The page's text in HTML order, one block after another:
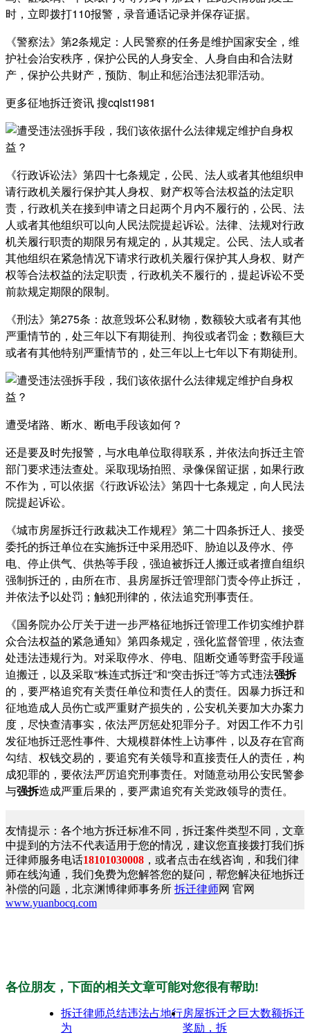
时，立即拨打110报警，录音通话记录并保存证据。
《警察法》第2条规定：人民警察的任务是维护国家安全，维
护社会治安秩序，保护公民的人身安全、人身自由和合法财
产，保护公共财产，预防、制止和惩治违法犯罪活动。
更多征地拆迁资讯 搜cqlst1981
《行政诉讼法》第四十七条规定，公民、法人或者其他组织申
请行政机关履行保护其人身权、财产权等合法权益的法定职
责，行政机关在接到申请之日起两个月内不履行的，公民、法
人或者其他组织可以向人民法院提起诉讼。法律、法规对行政
机关履行职责的期限另有规定的，从其规定。公民、法人或者
其他组织在紧急情况下请求行政机关履行保护其人身权、财产
权等合法权益的法定职责，行政机关不履行的，提起诉讼不受
前款规定期限的限制。
《刑法》第275条：故意毁坏公私财物，数额较大或者有其他
严重情节的，处三年以下有期徒刑、拘役或者罚金；数额巨大
或者有其他特别严重情节的，处三年以上七年以下有期徒刑。
遭受堵路、断水、断电手段该如何？
还是要及时先报警，与水电单位取得联系，并依法向拆迁主管
部门要求违法查处。采取现场拍照、录像保留证据，如果行政
不作为，可以依据《行政诉讼法》第四十七条规定，向人民法
院提起诉讼。
《城市房屋拆迁行政裁决工作规程》第二十四条拆迁人、接受
委托的拆迁单位在实施拆迁中采用恐吓、胁迫以及停水、停
电、停止供气、供热等手段，强迫被拆迁人搬迁或者擅自组织
强制拆迁的，由所在市、县房屋拆迁管理部门责令停止拆迁，
并依法予以处罚；触犯刑律的，依法追究刑事责任。
《国务院办公厅关于进一步严格征地拆迁管理工作切实维护群
众合法权益的紧急通知》第四条规定，强化监督管理，依法查
处违法违规行为。对采取停水、停电、阻断交通等野蛮手段逼
迫搬迁，以及采取“株连式拆迁”和“突击拆迁”等方式违法强拆
的，要严格追究有关责任单位和责任人的责任。因暴力拆迁和
征地造成人员伤亡或严重财产损失的，公安机关要加大办案力
度，尽快查清事实，依法严厉惩处犯罪分子。对因工作不力引
发征地拆迁恶性事件、大规模群体性上访事件，以及存在官商
勾结、权钱交易的，要追究有关领导和直接责任人的责任，构
成犯罪的，要依法严厉追究刑事责任。对随意动用公安民警参
与强拆造成严重后果的，要严肃追究有关党政领导的责任。
友情提示：各个地方拆迁标准不同，拆迁案件类型不同，文章
中提到的方法不代表适用于您的情况，建议您直接拨打我们拆
迁律师服务电话18101030008 ，或者点击在线咨询，和我们律
师在线沟通，我们免费为您解答您的疑问，帮您解决征地拆迁
补偿的问题，北京渊博律师事务所 拆迁律师网 官网
www.yuanbocq.com
各位朋友，下面的相关文章可能对您很有帮助!
拆迁律师总结违法占地行
为
房屋拆迁之巨大数额拆迁
奖励，拆